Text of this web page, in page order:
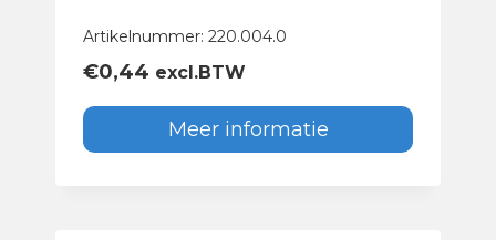
Artikelnummer: 220.004.0
€0,44 excl.BTW
Meer informatie